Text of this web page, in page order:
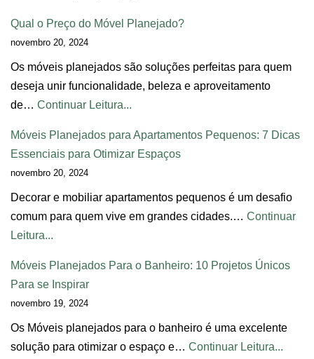
Qual o Preço do Móvel Planejado?
novembro 20, 2024
Os móveis planejados são soluções perfeitas para quem
deseja unir funcionalidade, beleza e aproveitamento
de… Continuar Leitura...
Móveis Planejados para Apartamentos Pequenos: 7 Dicas
Essenciais para Otimizar Espaços
novembro 20, 2024
Decorar e mobiliar apartamentos pequenos é um desafio
comum para quem vive em grandes cidades.… Continuar
Leitura...
Móveis Planejados Para o Banheiro: 10 Projetos Únicos
Para se Inspirar
novembro 19, 2024
Os Móveis planejados para o banheiro é uma excelente
solução para otimizar o espaço e… Continuar Leitura...